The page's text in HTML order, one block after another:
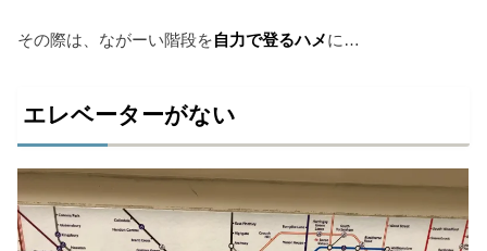
その際は、ながーい階段を自力で登るハメに…
エレベーターがない